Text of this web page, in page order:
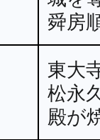
舜房
東大
松永
殿が